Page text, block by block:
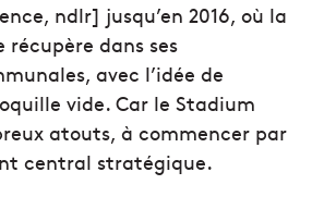
ndlr] jusqu’en 2016, où la
dans ses
avec l’idée de
vide. Car le Stadium
atouts, à commencer par
central stratégique.